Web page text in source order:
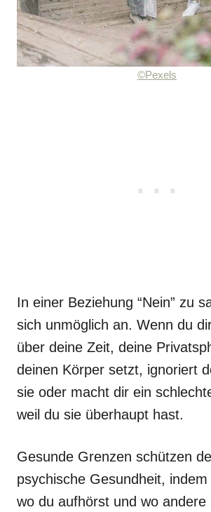
©Pexels
In einer Beziehung “Nein” zu
sich unmöglich an. Wenn du
über deine Zeit, deine
deinen Körper setzt, ignoriert
sie oder macht dir ein
weil du sie überhaupt hast.
Gesunde Grenzen schützen
psychische Gesundheit,
wo du aufhörst und wo andere